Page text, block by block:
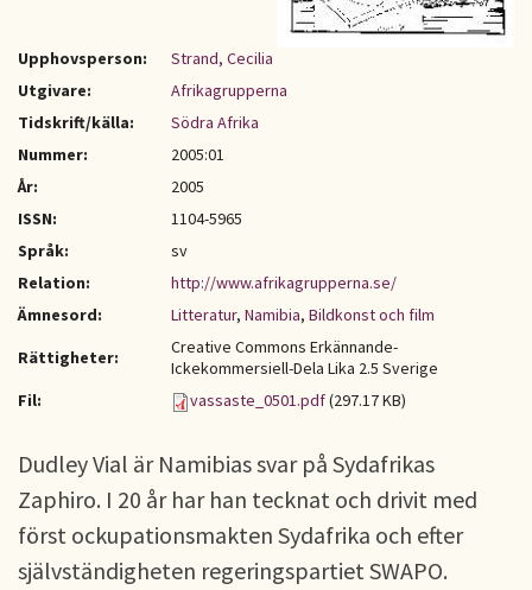
Upphovsperson:
Strand, Cecilia
Utgivare:
Afrikagrupperna
Tidskrift/källa:
Södra Afrika
Nummer:
2005:01
År:
2005
ISSN:
1104-5965
Språk:
sv
Relation:
http://www.afrikagrupperna.se/
Ämnesord:
Litteratur, Namibia, Bildkonst och film
Rättigheter:
Creative Commons Erkännande-
Ickekommersiell-Dela Lika 2.5 Sverige
Fil:
vassaste_0501.pdf(297.17 KB)
Dudley Vial är Namibias svar på Sydafrikas
Zaphiro. I 20 år har han tecknat och drivit med
först ockupationsmakten Sydafrika och efter
självständigheten regeringspartiet SWAPO.